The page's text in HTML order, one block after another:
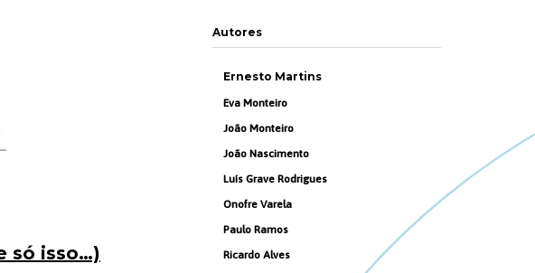
só isso…)
Autores
Ernesto Martins
Eva Monteiro
João Monteiro
João Nascimento
Luís Grave Rodrigues
Onofre Varela
Paulo Ramos
Ricardo Alves